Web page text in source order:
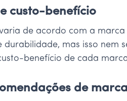
custo-benefício
de acordo com a
durabilidade, mas isso
benefício de cada
de